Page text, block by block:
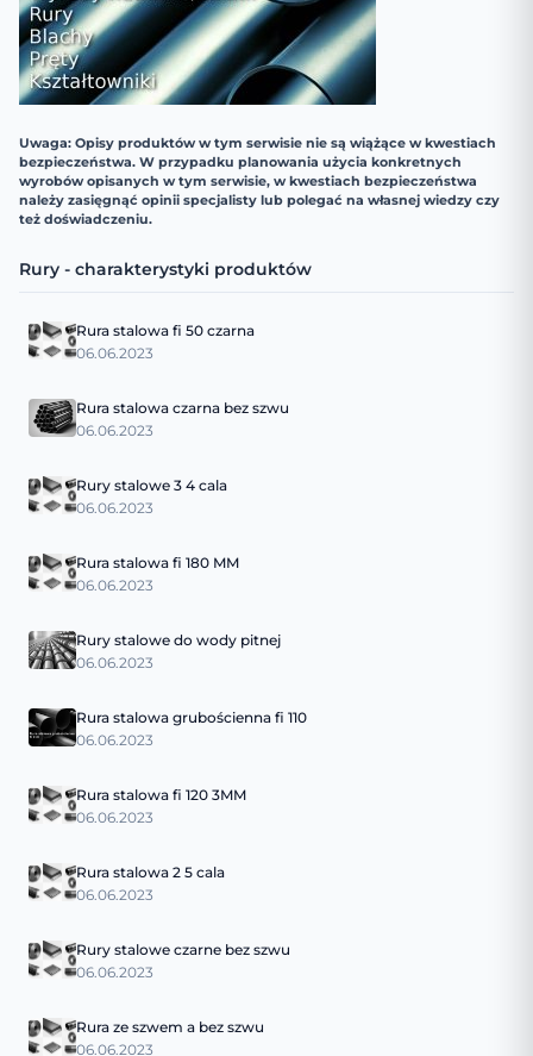
Uwaga: Opisy produktów w tym serwisie nie są wiążące w kwestiach
bezpieczeństwa. W przypadku planowania użycia konkretnych
wyrobów opisanych w tym serwisie, w kwestiach bezpieczeństwa
należy zasięgnąć opinii specjalisty lub polegać na własnej wiedzy czy
też doświadczeniu.
Rury - charakterystyki produktów
Rura stalowa fi 50 czarna
06.06.2023
Rura stalowa czarna bez szwu
06.06.2023
Rury stalowe 3 4 cala
06.06.2023
Rura stalowa fi 180 MM
06.06.2023
Rury stalowe do wody pitnej
06.06.2023
Rura stalowa grubościenna fi 110
06.06.2023
Rura stalowa fi 120 3MM
06.06.2023
Rura stalowa 2 5 cala
06.06.2023
Rury stalowe czarne bez szwu
06.06.2023
Rura ze szwem a bez szwu
06.06.2023